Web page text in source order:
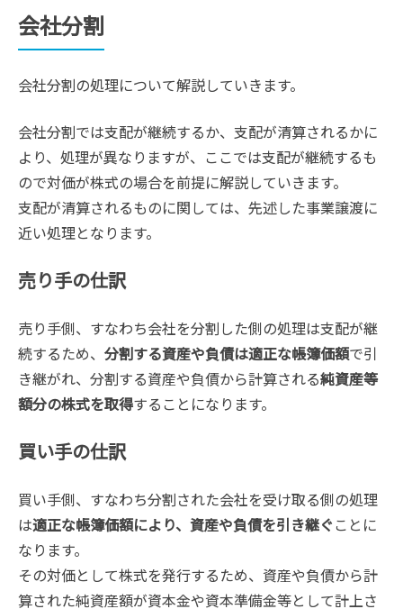
会社分割
会社分割の処理について解説していきます。
会社分割では支配が継続するか、支配が清算されるかに
より、処理が異なりますが、ここでは支配が継続するも
ので対価が株式の場合を前提に解説していきます。
支配が清算されるものに関しては、先述した事業譲渡に
近い処理となります。
売り手の仕訳
売り手側、すなわち会社を分割した側の処理は支配が継
続するため、 分割する資産や負債は適正な帳簿価額で引
き継がれ、分割する資産や負債から計算される純資産等
額分の株式を取得することになります。
買い手の仕訳
買い手側、すなわち分割された会社を受け取る側の処理
は適正な帳簿価額により、資産や負債を引き継ぐことに
なります。
その対価として株式を発行するため、資産や負債から計
算された純資産額が資本金や資本準備金等として計上さ